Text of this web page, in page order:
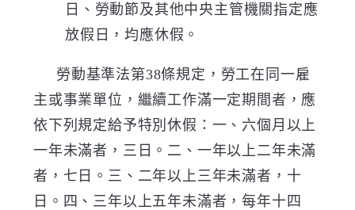
日、勞動節及其他中央主管機關指定應
放假日，均應休假。
勞動基準法第38條規定，勞工在同一雇
主或事業單位，繼續工作滿一定期間者，應
依下列規定給予特別休假：一、六個月以上
一年未滿者，三日。二、一年以上二年未滿
者，七日。三、二年以上三年未滿者，十
日。四、三年以上五年未滿者，每年十四